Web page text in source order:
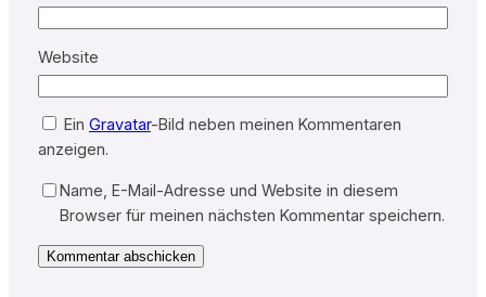
Website
Ein Gravatar-Bild neben meinen Kommentaren
anzeigen.
Name, E-Mail-Adresse und Website in diesem
Browser für meinen nächsten Kommentar speichern.